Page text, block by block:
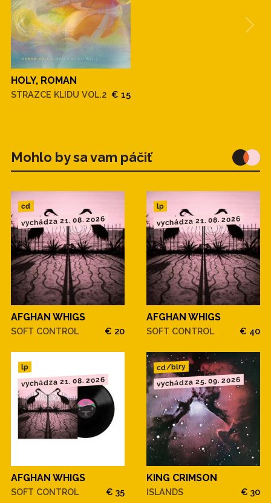
HOLY, ROMAN
STRAZCE KLIDU VOL.2 € 15
Mohlo by sa vam páčiť
cd
vychádza 21. 08. 2026
AFGHAN WHIGS
SOFT CONTROL € 20
lp
vychádza 21. 08. 2026
AFGHAN WHIGS
SOFT CONTROL € 40
lp
vychádza 21. 08. 2026
AFGHAN WHIGS
SOFT CONTROL € 35
cd/blry
vychádza 25. 09. 2026
KING CRIMSON
ISLANDS € 30